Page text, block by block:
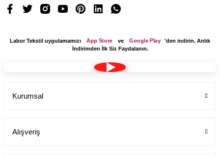
Labor Tekstil uygulamamızı App Store ve Google Play
'den indirin. Anlık
İndirimden İlk Siz Faydalanın.
Kurumsal
Alışveriş